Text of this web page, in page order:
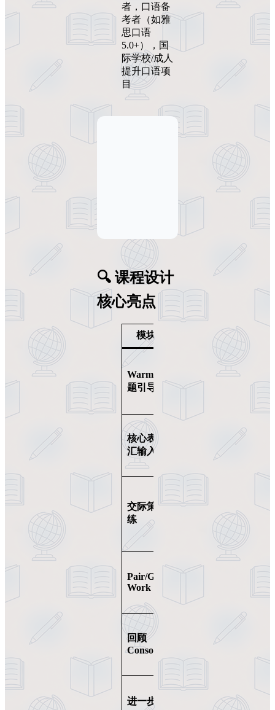
者，口语备
考者（如雅
思口语
5.0+），国
际学校/成人
提升口语项
目
🔍 课程设计
核心亮点
模块结构 功能
Warm-up 话
题引导
激发个人经验
分享
核心表达&词
汇输入
高频话题词汇
+固定搭配
（collocations）
交际策略训
练
教会“如何组织
观点”与“如何
互动”
Pair/Group
Work
小组任务+角色
用目标语言
回顾
Consolidation
重复性练习+测
进一步行动
自主延展任